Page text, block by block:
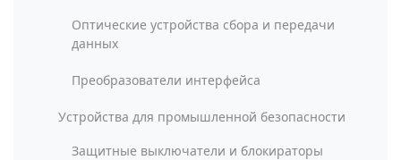
Оптические устройства сбора и передачи
данных
Преобразователи интерфейса
Устройства для промышленной безопасности
Защитные выключатели и блокираторы